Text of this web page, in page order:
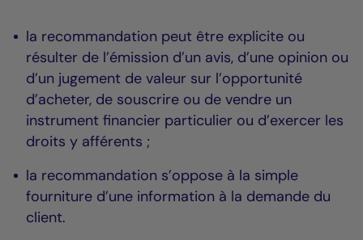
la recommandation peut être explicite ou
résulter de l’émission d’un avis, d’une opinion ou
d’un jugement de valeur sur l’opportunité
d’acheter, de souscrire ou de vendre un
instrument financier particulier ou d’exercer les
droits y afférents ;
la recommandation s’oppose à la simple
fourniture d’une information à la demande du
client.